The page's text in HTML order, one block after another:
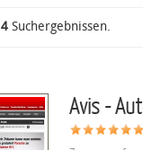
4 Suchergebnissen.
Avis -